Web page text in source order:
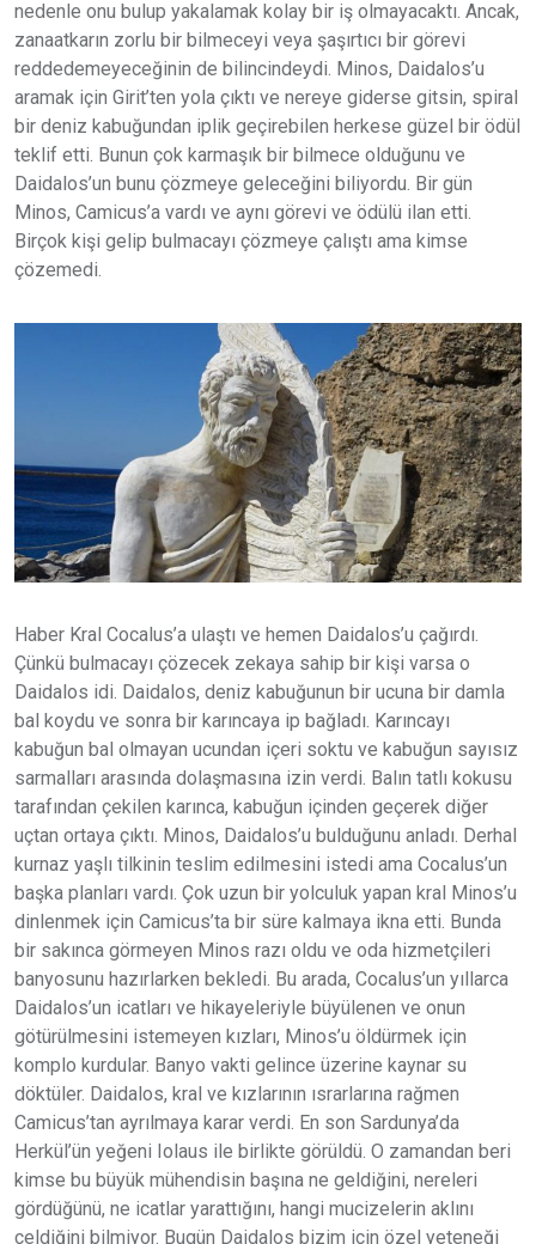
nedenle onu bulup yakalamak kolay bir iş olmayacaktı. Ancak,
zanaatkarın zorlu bir bilmeceyi veya şaşırtıcı bir görevi
reddedemeyeceğinin de bilincindeydi. Minos, Daidalos’u
aramak için Girit’ten yola çıktı ve nereye giderse gitsin, spiral
bir deniz kabuğundan iplik geçirebilen herkese güzel bir ödül
teklif etti. Bunun çok karmaşık bir bilmece olduğunu ve
Daidalos’un bunu çözmeye geleceğini biliyordu. Bir gün
Minos, Camicus’a vardı ve aynı görevi ve ödülü ilan etti.
Birçok kişi gelip bulmacayı çözmeye çalıştı ama kimse
çözemedi.
Haber Kral Cocalus’a ulaştı ve hemen Daidalos’u çağırdı.
Çünkü bulmacayı çözecek zekaya sahip bir kişi varsa o
Daidalos idi. Daidalos, deniz kabuğunun bir ucuna bir damla
bal koydu ve sonra bir karıncaya ip bağladı. Karıncayı
kabuğun bal olmayan ucundan içeri soktu ve kabuğun sayısız
sarmalları arasında dolaşmasına izin verdi. Balın tatlı kokusu
tarafından çekilen karınca, kabuğun içinden geçerek diğer
uçtan ortaya çıktı. Minos, Daidalos’u bulduğunu anladı. Derhal
kurnaz yaşlı tilkinin teslim edilmesini istedi ama Cocalus’un
başka planları vardı. Çok uzun bir yolculuk yapan kral Minos’u
dinlenmek için Camicus’ta bir süre kalmaya ikna etti. Bunda
bir sakınca görmeyen Minos razı oldu ve oda hizmetçileri
banyosunu hazırlarken bekledi. Bu arada, Cocalus’un yıllarca
Daidalos’un icatları ve hikayeleriyle büyülenen ve onun
götürülmesini istemeyen kızları, Minos’u öldürmek için
komplo kurdular. Banyo vakti gelince üzerine kaynar su
döktüler. Daidalos, kral ve kızlarının ısrarlarına rağmen
Camicus’tan ayrılmaya karar verdi. En son Sardunya’da
Herkül’ün yeğeni Iolaus ile birlikte görüldü. O zamandan beri
kimse bu büyük mühendisin başına ne geldiğini, nereleri
gördüğünü, ne icatlar yarattığını, hangi mucizelerin aklını
çeldiğini bilmiyor. Bugün Daidalos bizim için özel yeteneği